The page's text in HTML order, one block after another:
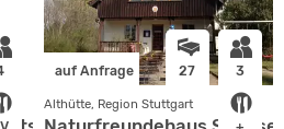
auf Anfrage 27 3
Althütte, Region Stuttgart